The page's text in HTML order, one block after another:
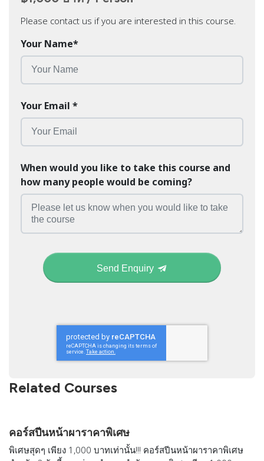
Please contact us if you are interested in this course.
Your Name*
Your Email *
When would you like to take this course and
how many people would be coming?
Send Enquiry
Related Courses
คอร์สปีนหน้าผาราคาพิเศษ
พิเศษสุดๆ เพียง 1,000 บาทเท่านั้น!!! คอร์สปีนหน้าผาราคาพิเศษ